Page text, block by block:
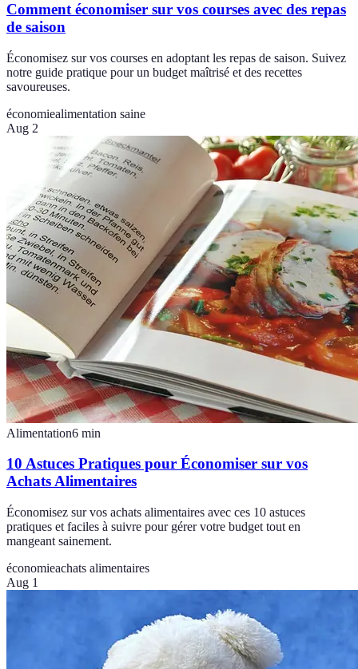
Comment économiser sur vos courses avec des repas
de saison
Économisez sur vos courses en adoptant les repas de saison. Suivez
notre guide pratique pour un budget maîtrisé et des recettes
savoureuses.
économiealimentation saine
Aug 2
Alimentation6 min
10 Astuces Pratiques pour Économiser sur vos
Achats Alimentaires
Économisez sur vos achats alimentaires avec ces 10 astuces
pratiques et faciles à suivre pour gérer votre budget tout en
mangeant sainement.
économieachats alimentaires
Aug 1